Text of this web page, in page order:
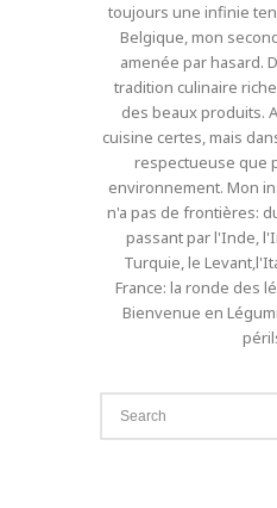
toujours une infinie
Belgique, mon
amenée par hasard.
tradition culinaire
des beaux produits.
cuisine certes, mais
respectueuse que
environnement. Mon
n'a pas de frontières:
passant par l'Inde,
Turquie, le
France: la ronde des
Bienvenue en